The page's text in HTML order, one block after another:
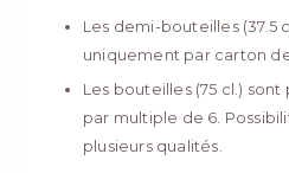
Les demi-bouteilles (37.5
uniquement par carton de
Les bouteilles (75 cl.) sont
par multiple de 6.
plusieurs qualités.